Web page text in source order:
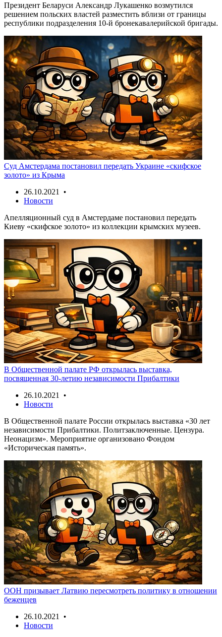
Президент Беларуси Александр Лукашенко возмутился
решением польских властей разместить вблизи от границы
республики подразделения 10-й бронекавалерийской бригады.
Суд Амстердама постановил передать Украине «скифское
золото» из Крыма
26.10.2021 •
Новости
Апелляционный суд в Амстердаме постановил передать
Киеву «скифское золото» из коллекции крымских музеев.
В Общественной палате РФ открылась выставка,
посвященная 30-летию независимости Прибалтики
26.10.2021 •
Новости
В Общественной палате России открылась выставка «30 лет
независимости Прибалтики. Политзаключенные. Цензура.
Неонацизм». Мероприятие организовано Фондом
«Историческая память».
ООН призывает Латвию пересмотреть политику в отношении
беженцев
26.10.2021 •
Новости